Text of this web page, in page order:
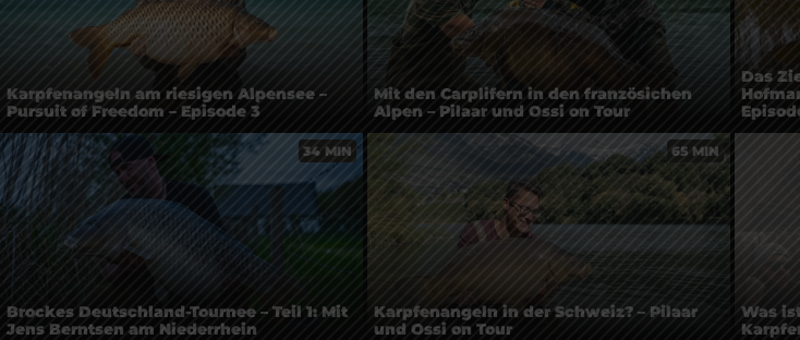
Karpfenangeln am riesigen Alpensee –
Pursuit of Freedom – Episode 3
Mit den Carplifern in den französichen
Alpen – Pilaar und Ossi on Tour
Das
34 MIN
Brockes Deutschland-Tournee – Teil 1: Mit
Jens Berntsen am Niederrhein
65 MIN
Karpfenangeln in der Schweiz? – Pilaar
und Ossi on Tour
Was